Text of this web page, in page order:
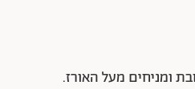
ומניחים מעל האורז.